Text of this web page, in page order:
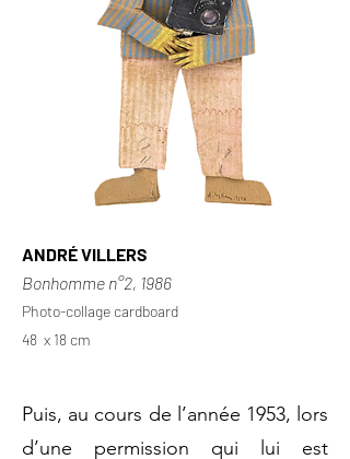
ANDRÉ VILLERS
Bonhomme n°2, 1986
Photo-collage cardboard
48 x 18 cm
Puis, au cours de l’année 1953, lors
d’une permission qui lui est